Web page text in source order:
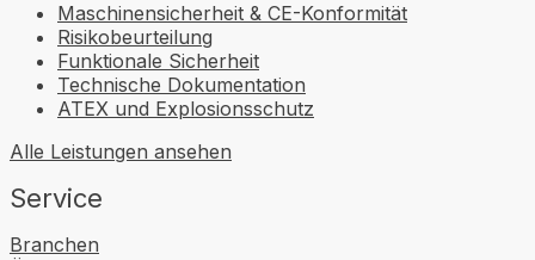
Maschinensicherheit & CE-Konformität
Risikobeurteilung
Funktionale Sicherheit
Technische Dokumentation
ATEX und Explosionsschutz
Alle Leistungen ansehen
Service
Branchen